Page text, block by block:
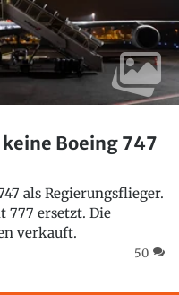
keine Boeing 747
als Regierungsflieger.
777 ersetzt. Die
verkauft.
50